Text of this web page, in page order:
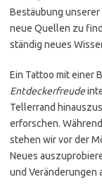
Bestäubung
neue Quellen zu
ständig neues
Ein Tattoo mit einer
Entdeckerfreude
Tellerrand
erforschen.
stehen wir vor der
Neues
und Veränderungen